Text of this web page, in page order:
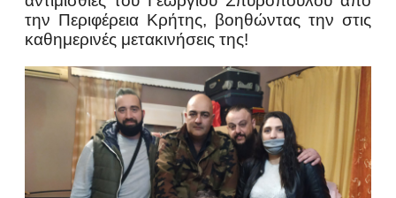
την Περιφέρεια Κρήτης, βοηθώντας την στις
καθημερινές μετακινήσεις της!